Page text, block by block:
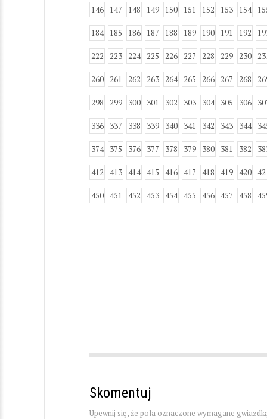
146 147 148 149 150 151 152 153 154
184 185 186 187 188 189 190 191 192
222 223 224 225 226 227 228 229 230
260 261 262 263 264 265 266 267 268
298 299 300 301 302 303 304 305 306
336 337 338 339 340 341 342 343 344
374 375 376 377 378 379 380 381 382
412 413 414 415 416 417 418 419 420
450 451 452 453 454 455 456 457 458
Skomentuj
Upewnij się, że pola oznaczone wymagane